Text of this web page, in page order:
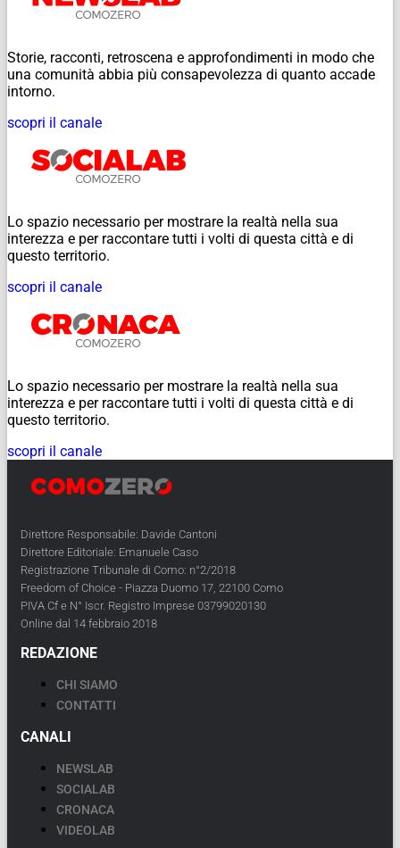
Storie, racconti, retroscena e approfondimenti in modo che
una comunità abbia più consapevolezza di quanto accade
intorno.
scopri il canale
Lo spazio necessario per mostrare la realtà nella sua
interezza e per raccontare tutti i volti di questa città e di
questo territorio.
scopri il canale
Lo spazio necessario per mostrare la realtà nella sua
interezza e per raccontare tutti i volti di questa città e di
questo territorio.
scopri il canale
Direttore Responsabile: Davide Cantoni
Direttore Editoriale: Emanuele Caso
Registrazione Tribunale di Como: n°2/2018
Freedom of Choice - Piazza Duomo 17, 22100 Como
PIVA Cf e N° Iscr. Registro Imprese 03799020130
Online dal 14 febbraio 2018
REDAZIONE
CHI SIAMO
CONTATTI
CANALI
NEWSLAB
SOCIALAB
CRONACA
VIDEOLAB